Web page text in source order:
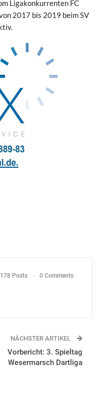
Ligakonkurrenten FC
2017 bis 2019 beim SV
Posts 0 Comments
NÄCHSTER ARTIKEL
Vorbericht: 3. Spieltag
Wesermarsch Dartliga